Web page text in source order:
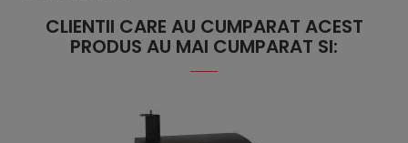
CLIENTII CARE AU CUMPARAT ACEST
PRODUS AU MAI CUMPARAT SI: